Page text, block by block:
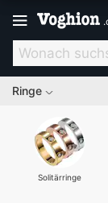
.
Ringe
Solitärringe